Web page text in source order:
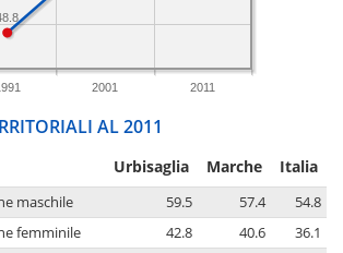
2001 2011
AL 2011
Urbisaglia Marche Italia
maschile 59.5 57.4
54.8
femminile
42.8 40.6
36.1